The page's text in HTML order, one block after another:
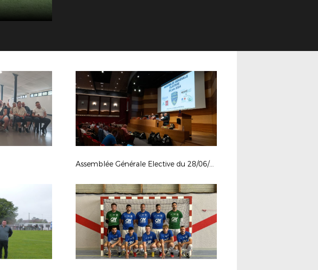
Assemblée Générale Elective du 28/06/24